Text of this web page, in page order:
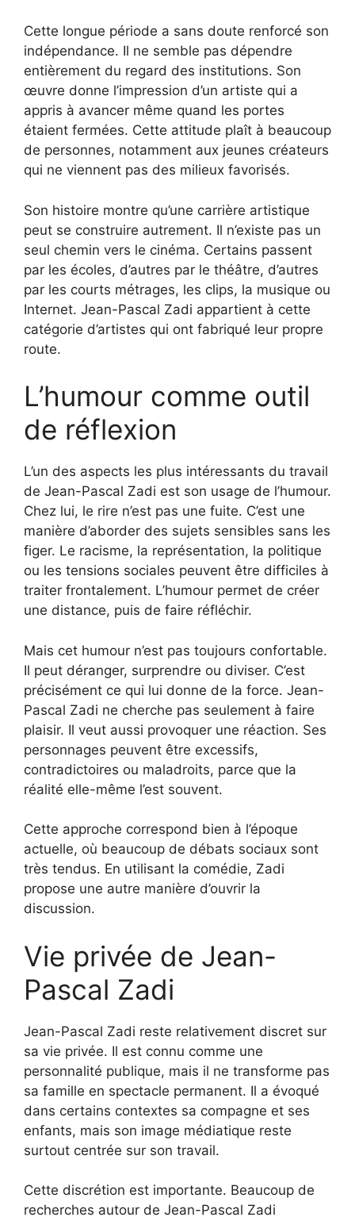
Cette longue période a sans doute renforcé son
indépendance. Il ne semble pas dépendre
entièrement du regard des institutions. Son
œuvre donne l’impression d’un artiste qui a
appris à avancer même quand les portes
étaient fermées. Cette attitude plaît à beaucoup
de personnes, notamment aux jeunes créateurs
qui ne viennent pas des milieux favorisés.
Son histoire montre qu’une carrière artistique
peut se construire autrement. Il n’existe pas un
seul chemin vers le cinéma. Certains passent
par les écoles, d’autres par le théâtre, d’autres
par les courts métrages, les clips, la musique ou
Internet. Jean-Pascal Zadi appartient à cette
catégorie d’artistes qui ont fabriqué leur propre
route.
L’humour comme outil
de réflexion
L’un des aspects les plus intéressants du travail
de Jean-Pascal Zadi est son usage de l’humour.
Chez lui, le rire n’est pas une fuite. C’est une
manière d’aborder des sujets sensibles sans les
figer. Le racisme, la représentation, la politique
ou les tensions sociales peuvent être difficiles à
traiter frontalement. L’humour permet de créer
une distance, puis de faire réfléchir.
Mais cet humour n’est pas toujours confortable.
Il peut déranger, surprendre ou diviser. C’est
précisément ce qui lui donne de la force. Jean-
Pascal Zadi ne cherche pas seulement à faire
plaisir. Il veut aussi provoquer une réaction. Ses
personnages peuvent être excessifs,
contradictoires ou maladroits, parce que la
réalité elle-même l’est souvent.
Cette approche correspond bien à l’époque
actuelle, où beaucoup de débats sociaux sont
très tendus. En utilisant la comédie, Zadi
propose une autre manière d’ouvrir la
discussion.
Vie privée de Jean-
Pascal Zadi
Jean-Pascal Zadi reste relativement discret sur
sa vie privée. Il est connu comme une
personnalité publique, mais il ne transforme pas
sa famille en spectacle permanent. Il a évoqué
dans certains contextes sa compagne et ses
enfants, mais son image médiatique reste
surtout centrée sur son travail.
Cette discrétion est importante. Beaucoup de
recherches autour de Jean-Pascal Zadi